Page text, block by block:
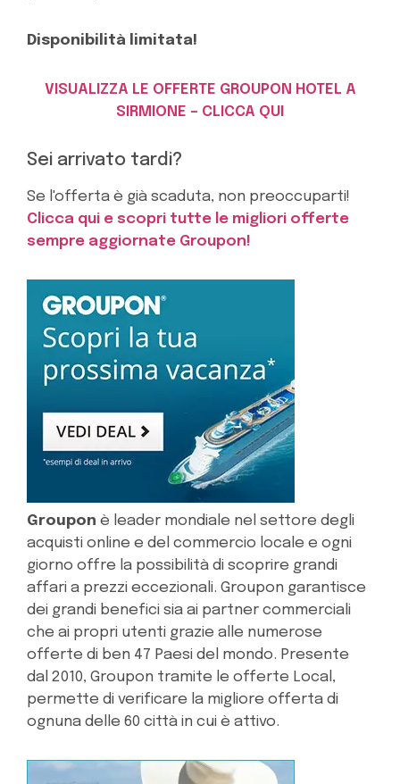
Disponibilità limitata!
VISUALIZZA LE OFFERTE GROUPON HOTEL A
SIRMIONE – CLICCA QUI
Sei arrivato tardi?
Se l'offerta è già scaduta, non preoccuparti!
Clicca qui e scopri tutte le migliori offerte
sempre aggiornate Groupon!
Groupon è leader mondiale nel settore degli
acquisti online e del commercio locale e ogni
giorno offre la possibilità di scoprire grandi
affari a prezzi eccezionali. Groupon garantisce
dei grandi benefici sia ai partner commerciali
che ai propri utenti grazie alle numerose
offerte di ben 47 Paesi del mondo. Presente
dal 2010, Groupon tramite le offerte Local,
permette di verificare la migliore offerta di
ognuna delle 60 città in cui è attivo.